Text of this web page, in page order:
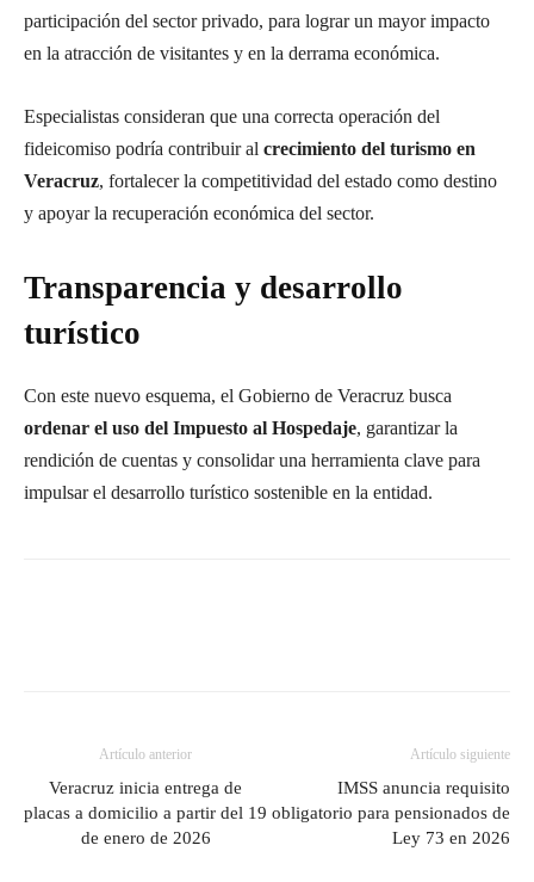
participación del sector privado, para lograr un mayor impacto
en la atracción de visitantes y en la derrama económica.
Especialistas consideran que una correcta operación del
fideicomiso podría contribuir al crecimiento del turismo en
Veracruz, fortalecer la competitividad del estado como destino
y apoyar la recuperación económica del sector.
Transparencia y desarrollo
turístico
Con este nuevo esquema, el Gobierno de Veracruz busca
ordenar el uso del Impuesto al Hospedaje, garantizar la
rendición de cuentas y consolidar una herramienta clave para
impulsar el desarrollo turístico sostenible en la entidad.
Artículo anterior
Veracruz inicia entrega de
placas a domicilio a partir del 19
de enero de 2026
Artículo siguiente
IMSS anuncia requisito
obligatorio para pensionados de
Ley 73 en 2026